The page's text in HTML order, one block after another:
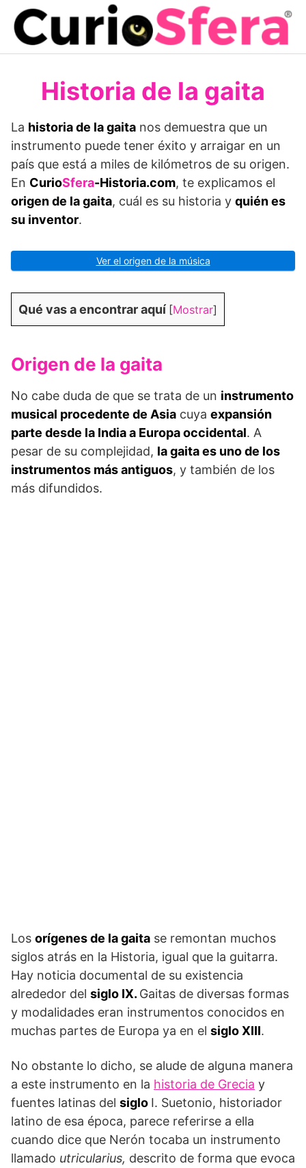
Saltar
contenido
Historia de la gaita
La historia de la gaita nos demuestra que un
instrumento puede tener éxito y arraigar en un
país que está a miles de kilómetros de su origen.
En CurioSfera-Historia.com, te explicamos el
origen de la gaita, cuál es su historia y quién es
su inventor.
Ver el origen de la música
Qué vas a encontrar aquí [Mostrar]
Origen de la gaita
No cabe duda de que se trata de un instrumento
musical procedente de Asia cuya expansión
parte desde la India a Europa occidental. A
pesar de su complejidad, la gaita es uno de los
instrumentos más antiguos, y también de los
más difundidos.
Los orígenes de la gaita se remontan muchos
siglos atrás en la Historia, igual que la guitarra.
Hay noticia documental de su existencia
alrededor del siglo IX. Gaitas de diversas formas
y modalidades eran instrumentos conocidos en
muchas partes de Europa ya en el siglo XIII.
No obstante lo dicho, se alude de alguna manera
a este instrumento en la historia de Grecia y
fuentes latinas del siglo I. Suetonio, historiador
latino de esa época, parece referirse a ella
cuando dice que Nerón tocaba un instrumento
llamado utricularius, descrito de forma que evoca